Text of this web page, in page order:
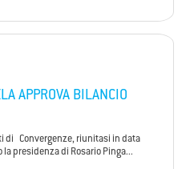
APPROVA BILANCIO
di Convergenze, riunitasi in data
presidenza di Rosario Pinga...